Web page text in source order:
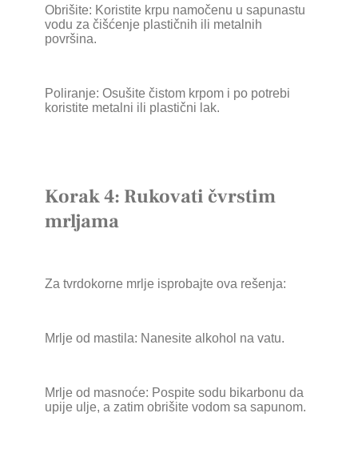
Obrišite: Koristite krpu namočenu u sapunastu
vodu za čišćenje plastičnih ili metalnih
površina.
Poliranje: Osušite čistom krpom i po potrebi
koristite metalni ili plastični lak.
Korak 4: Rukovati čvrstim
mrljama
Za tvrdokorne mrlje isprobajte ova rešenja:
Mrlje od mastila: Nanesite alkohol na vatu.
Mrlje od masnoće: Pospite sodu bikarbonu da
upije ulje, a zatim obrišite vodom sa sapunom.